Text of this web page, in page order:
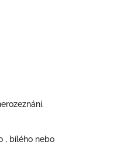
, bílého nebo